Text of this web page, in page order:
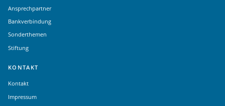
Ansprechpartner
Bankverbindung
Sonderthemen
Stiftung
KONTAKT
Kontakt
Impressum